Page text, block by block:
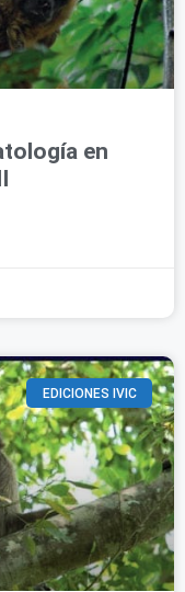
en
EDICIONES IVIC